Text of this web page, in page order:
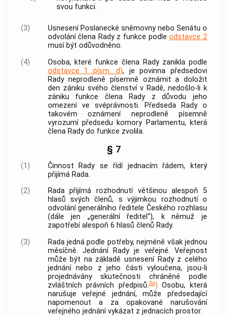
svou funkci.
(3)
Usnesení Poslanecké sněmovny nebo Senátu o
odvolání člena Rady z funkce podleodstavce 2
musí být odůvodněno.
(4)
Osoba, které funkce člena Rady zanikla podle
odstavce 1 písm. d), je povinna předsedovi
Rady neprodleně písemně oznámit a doložit
den zániku svého členství v Radě, nedošlo-li k
zániku funkce člena Rady z důvodu jeho
omezení ve svéprávnosti. Předseda Rady o
takovém oznámení neprodleně písemně
vyrozumí předsedu komory Parlamentu, která
člena Rady do funkce zvolila.
§ 7
(1)
Činnost Rady se řídí jednacím řádem, který
přijímá Rada.
(2)
Rada přijímá rozhodnutí většinou alespoň 5
hlasů svých členů, s výjimkou rozhodnutí o
odvolání generálního ředitele Českého rozhlasu
(dále jen „generální ředitel“), k němuž je
zapotřebí alespoň 6 hlasů členů Rady.
(3)
Rada jedná podle potřeby, nejméně však jednou
měsíčně. Jednání Rady je veřejné. Veřejnost
může být na základě usnesení Rady z celého
jednání nebo z jeho části vyloučena, jsou-li
projednávány skutečnosti chráněné podle
zvláštních právních předpisů.3a) Osobu, která
narušuje veřejné jednání, může předsedající
napomenout a za opakované narušování
veřejného jednání vykázat z jednacích prostor.